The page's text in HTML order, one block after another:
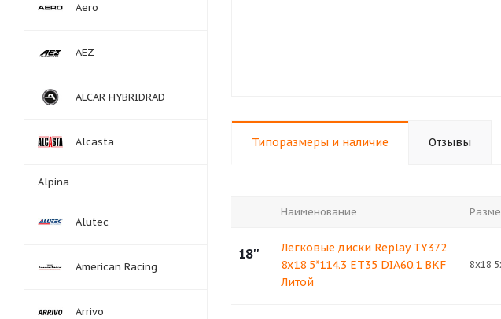
Типоразмеры и наличие Отзывы
Наименование
18''
Легковые диски Replay TY372
8x18 5*114.3 ET35 DIA60.1 BKF
Литой
8x18
Aero
AEZ
ALCAR HYBRIDRAD
Alcasta
Alpina
Alutec
American Racing
Arrivo